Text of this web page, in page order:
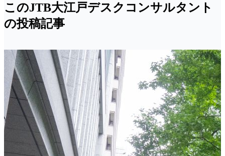
このJTB大江戸デスクコンサルタント
の投稿記事